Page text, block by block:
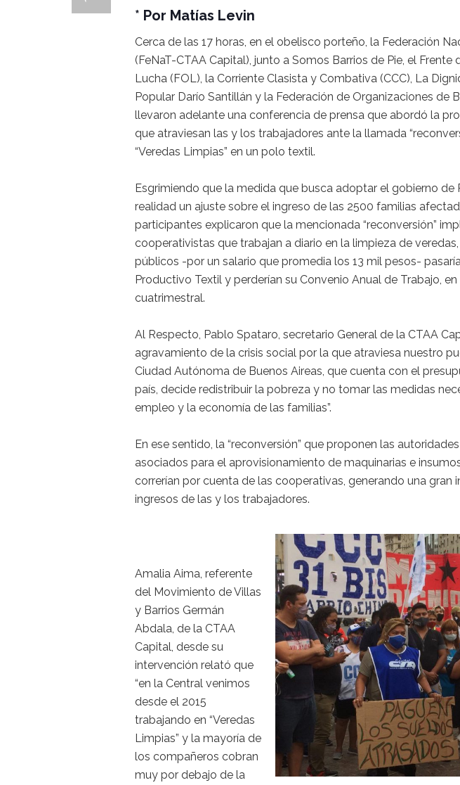
* Por Matías Levin
Cerca de las 17 horas, en el obelisco porteño, la Federación
(FeNaT-CTAA Capital), junto a Somos Barrios de Pie, el Frente
Lucha (FOL), la Corriente Clasista y Combativa (CCC), La
Popular Darío Santillán y la Federación de Organizaciones de
llevaron adelante una conferencia de prensa que abordó la
que atraviesan las y los trabajadores ante la llamada
“Veredas Limpias” en un polo textil.
Esgrimiendo que la medida que busca adoptar el gobierno de
realidad un ajuste sobre el ingreso de las 2500 familias
participantes explicaron que la mencionada “reconversión”
cooperativistas que trabajan a diario en la limpieza de
públicos -por un salario que promedia los 13 mil pesos-
Productivo Textil y perderían su Convenio Anual de Trabajo,
cuatrimestral.
Al Respecto, Pablo Spataro, secretario General de la CTAA
agravamiento de la crisis social por la que atraviesa nuestro
Ciudad Autónoma de Buenos Aireas, que cuenta con el
país, decide redistribuir la pobreza y no tomar las medidas
empleo y la economía de las familias”.
En ese sentido, la “reconversión” que proponen las
asociados para el aprovisionamiento de maquinarias e
correrían por cuenta de las cooperativas, generando una gran
ingresos de las y los trabajadores.
Amalia Aima, referente
del Movimiento de Villas
y Barrios Germán
Abdala, de la CTAA
Capital, desde su
intervención relató que
“en la Central venimos
desde el 2015
trabajando en “Veredas
Limpias” y la mayoría de
los compañeros cobran
muy por debajo de la